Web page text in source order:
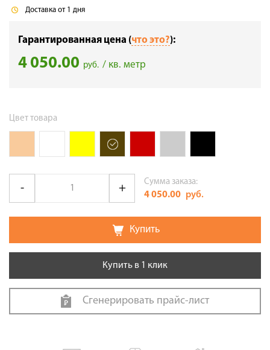
Доставка от 1 дня
Гарантированная цена (что это?):
4 050.00 руб. / кв. метр
Цвет товара
Сумма заказа:
4 050.00 руб.
Купить
Купить в 1 клик
Сгенерировать прайс-лист